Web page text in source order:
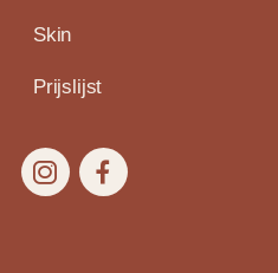
Skin
Prijslijst